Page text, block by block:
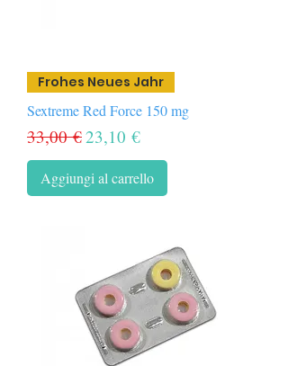
Frohes Neues Jahr
Sextreme Red Force 150 mg
Prezzo regolare
33,00 €Prezzo scontato
23,10 €
Aggiungi al carrello